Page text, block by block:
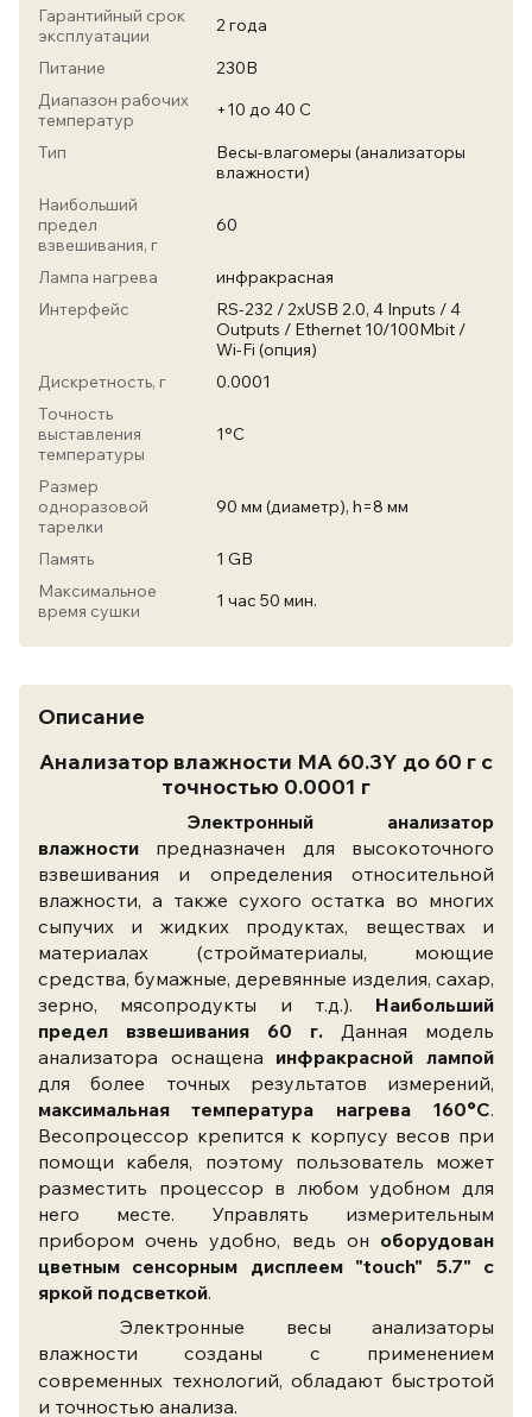
Гарантийный срок
эксплуатации
2 года
Питание
230В
Диапазон рабочих
температур
+10 до 40 С
Тип
Весы-влагомеры (анализаторы
влажности)
Наибольший
предел
взвешивания, г
60
Лампа нагрева
инфракрасная
Интерфейс
RS-232 / 2xUSB 2.0, 4 Inputs / 4
Outputs / Ethernet 10/100Mbit /
Wi-Fi (опция)
Дискретность, г
0.0001
Точность
выставления
температуры
1°С
Размер
одноразовой
тарелки
90 мм (диаметр), h=8 мм
Память
1 GB
Максимальное
время сушки
1 час 50 мин.
Описание
Анализатор влажности МА 60.3Y до 60 г с
точностью 0.0001 г
Электронный анализатор
влажности предназначен для высокоточного
взвешивания и определения относительной
влажности, а также сухого остатка во многих
сыпучих и жидких продуктах, веществах и
материалах (стройматериалы, моющие
средства, бумажные, деревянные изделия, сахар,
зерно, мясопродукты и т.д.). Наибольший
предел взвешивания 60 г. Данная модель
анализатора оснащена инфракрасной лампой
для более точных результатов измерений,
максимальная температура нагрева 160°С.
Весопроцессор крепится к корпусу весов при
помощи кабеля, поэтому пользователь может
разместить процессор в любом удобном для
него месте. Управлять измерительным
прибором очень удобно, ведь он оборудован
цветным сенсорным дисплеем"touch" 5.7" с
яркой подсветкой.
Электронные весы анализаторы
влажности
созданы с применением
современных технологий, обладают быстротой
и точностью анализа.